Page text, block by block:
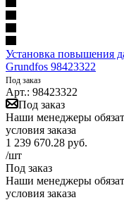
Установка повышения
Grundfos 98423322
Под заказ
Арт.: 98423322
Под заказ
Наши менеджеры
условия заказа
1 239 670.28 руб.
/шт
Под заказ
Наши менеджеры
условия заказа